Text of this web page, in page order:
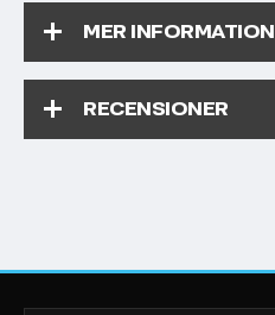
MER INFORMATION
RECENSIONER